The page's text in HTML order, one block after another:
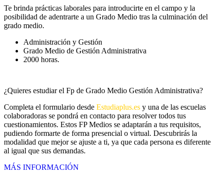
Te brinda prácticas laborales para introducirte en el campo y la
posibilidad de adentrarte a un Grado Medio tras la culminación del
grado medio.
Administración y Gestión
Grado Medio de Gestión Administrativa
2000 horas.
¿Quieres estudiar el Fp de Grado Medio Gestión Administrativa?
Completa el formulario desde Estudiaplus.es y una de las escuelas
colaboradoras se pondrá en contacto para resolver todos tus
cuestionamientos. Estos FP Medios se adaptarán a tus requisitos,
pudiendo formarte de forma presencial o virtual. Descubrirás la
modalidad que mejor se ajuste a ti, ya que cada persona es diferente
al igual que sus demandas.
MÁS INFORMACIÓN